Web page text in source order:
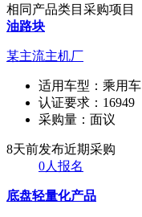
相同产品类目采购项目
油路块
某主流主机厂
适用车型： 乘用车
认证要求： 16949
采购量： 面议
8天前发布近期采购
0人报名
底盘轻量化产品